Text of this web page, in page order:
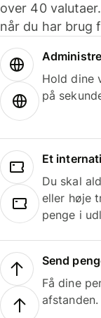
over 40
når du har brug
Hold dine
på
Et
Du skal
eller høje
penge i
Send
Få dine
afstanden.